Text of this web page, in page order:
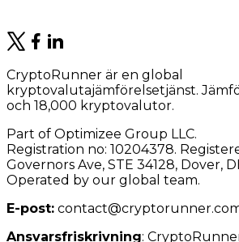
CryptoRunner är en global
kryptovalutajämförelsetjänst.
och 18,000 kryptovalutor.
Part of Optimizee Group LLC.
Registration no: 10204378.
Governors Ave, STE 34128, Dover,
Operated by our global team.
E-post:
Ansvarsfriskrivning: